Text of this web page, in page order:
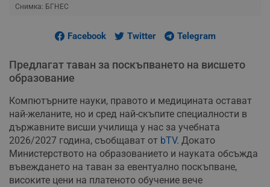
Снимка: БГНЕС
Facebook Twitter Telegram
Предлагат таван за поскъпването на висшето
образование
Компютърните науки, правото и медицината остават
най-желаните, но и сред най-скъпите специалности в
държавните висши училища у нас за учебната
2026/2027 година, съобщават от bTV. Докато
Министерството на образованието и науката обсъжда
въвеждането на таван за евентуално поскъпване,
високите цени на платеното обучение вече